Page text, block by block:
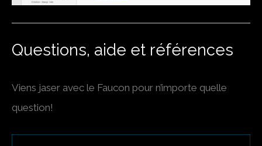
Questions, aide et références
Viens jaser avec le Faucon pour n’importe quelle
question!